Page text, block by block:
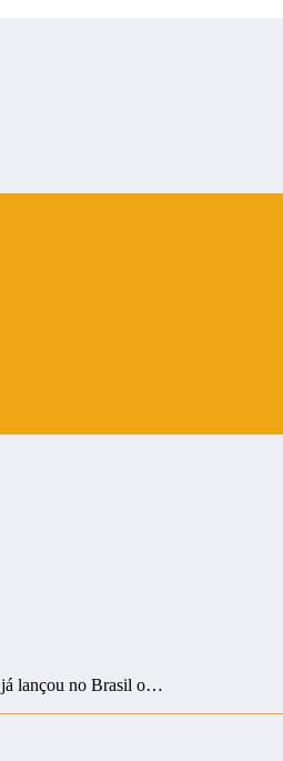
já lançou no Brasil o…